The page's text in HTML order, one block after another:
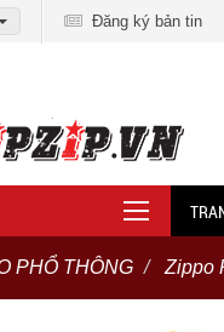
Đăng ký bản tin
PHỔ THÔNG Zippo